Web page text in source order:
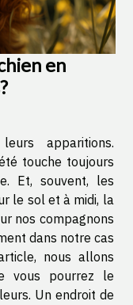
en
apparitions.
touche toujours
Et, souvent, les
le sol et à midi, la
nos compagnons
dans notre cas
nous allons
vous pourrez le
Un endroit de